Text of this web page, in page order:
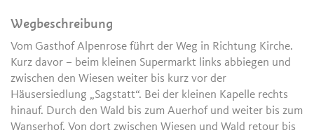
Wegbeschreibung
Vom Gasthof Alpenrose führt der Weg in Richtung Kirche.
Kurz davor – beim kleinen Supermarkt links abbiegen und
zwischen den Wiesen weiter bis kurz vor der
Häusersiedlung „Sagstatt“. Bei der kleinen Kapelle rechts
hinauf. Durch den Wald bis zum Auerhof und weiter bis zum
Wanserhof. Von dort zwischen Wiesen und Wald retour bis